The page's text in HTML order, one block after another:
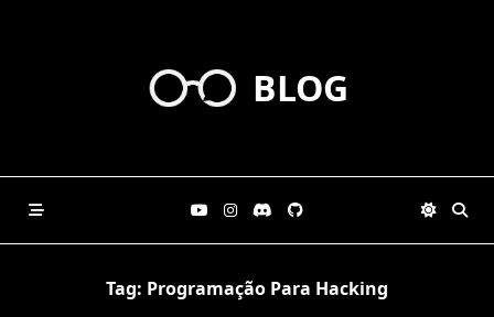
BLOG
Tag: Programação Para Hacking